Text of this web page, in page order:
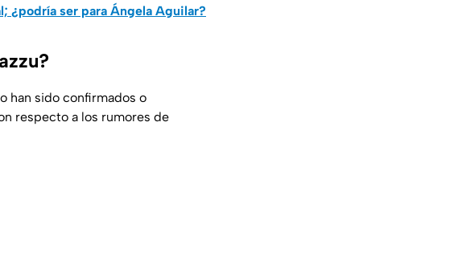
¿podría ser para Ángela Aguilar?
han sido confirmados o
respecto a los rumores de